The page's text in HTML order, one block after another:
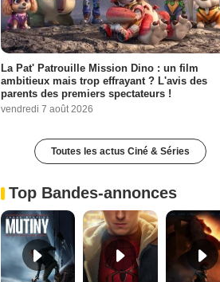
La Pat' Patrouille Mission Dino : un film
ambitieux mais trop effrayant ? L'avis des
parents des premiers spectateurs !
vendredi 7 août 2026
Toutes les actus Ciné & Séries
Top Bandes-annonces
Mutiny Bande-annonce VO STFR Spider-Man: Brand New Day Bande-annonce VO STFR